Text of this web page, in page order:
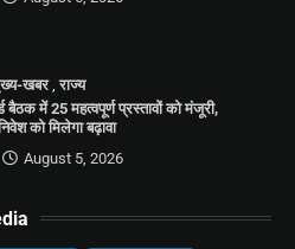
खबर ,राज्य
बैठक में 25 महत्वपूर्ण प्रस्तावों को मंजूरी,
को मिलेगा बढ़ावा
August 5, 2026